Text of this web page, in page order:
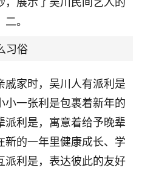
。
习俗
戚家时，吴川人有派利是
一张利是包裹着新年的
利是，寓意着给予晚辈
的一年里健康成长、学
派利是，表达彼此的友好
年找老师化太岁，看年
都是缘分啊！
，生意屡屡受挫，店开一家关
生意好的就出事。前些年攒的
霉！我也想找人看看到底怎么
看看，人有时不服命不行